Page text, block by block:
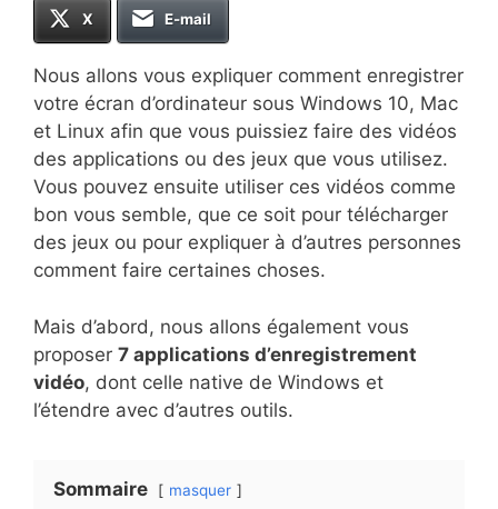
X E-mail
Nous allons vous expliquer comment enregistrer
votre écran d’ordinateur sous Windows 10, Mac
et Linux afin que vous puissiez faire des vidéos
des applications ou des jeux que vous utilisez.
Vous pouvez ensuite utiliser ces vidéos comme
bon vous semble, que ce soit pour télécharger
des jeux ou pour expliquer à d’autres personnes
comment faire certaines choses.
Mais d’abord, nous allons également vous
proposer 7 applications d’enregistrement
vidéo, dont celle native de Windows et
l’étendre avec d’autres outils.
Sommaire masquer